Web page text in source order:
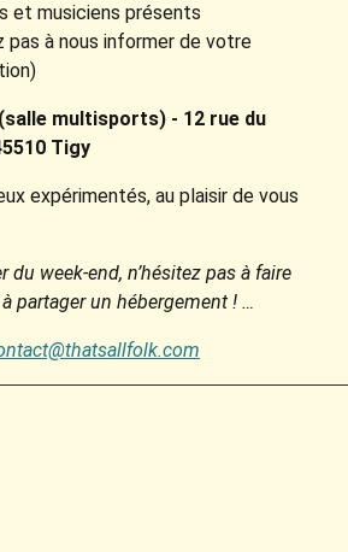
et musiciens présents
pas à nous informer de votre
multisports) - 12 rue du
Tigy
expérimentés, au plaisir de vous
week-end, n’hésitez pas à faire
partager un hébergement ! …